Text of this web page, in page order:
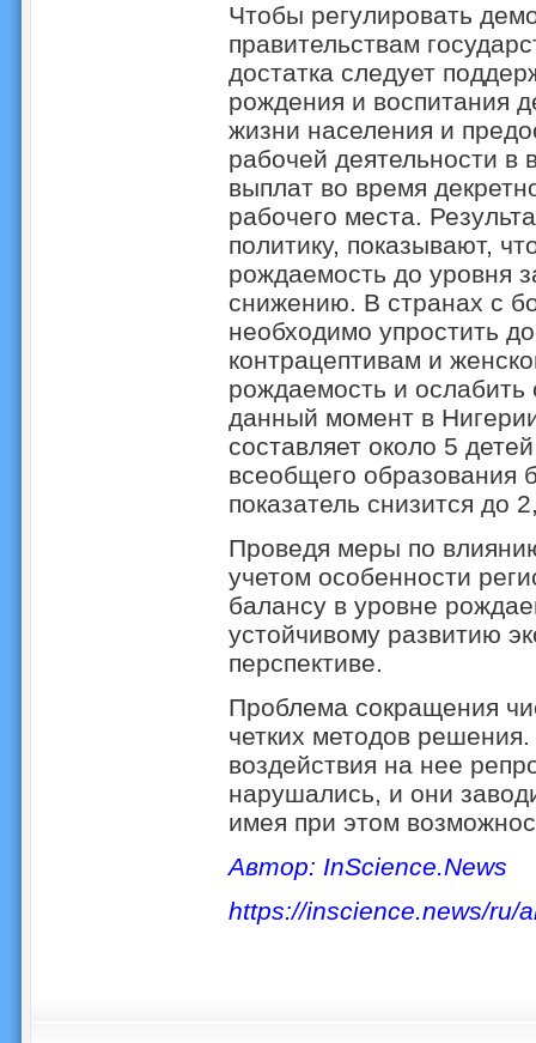
Чтобы регулировать
правительствам
достатка следует
рождения и воспитания
жизни населения и
рабочей деятельности в
выплат во время
рабочего места.
политику, показывают,
рождаемость до уровня
снижению. В странах с
необходимо упростить
контрацептивам и
рождаемость и
данный момент в
составляет около 5
всеобщего образования
показатель снизится до
Проведя меры по
учетом особенности
балансу в уровне
устойчивому развитию
перспективе.
Проблема сокращения
четких методов
воздействия на нее
нарушались, и они
имея при этом
Автор: InScience.News
https://inscience.news/ru/